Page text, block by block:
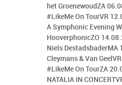
het GroenewoudZA
#LikeMe On TourVR
A Symphonic Evening
HooverphonicZO
Niels DestadsbaderMA
Cleymans & Van
#LikeMe On TourZA
NATALIA IN